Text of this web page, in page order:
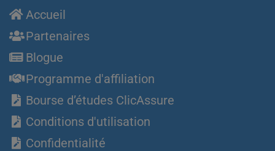
Accueil
Partenaires
Blogue
Programme d'affiliation
Bourse d’études ClicAssure
Conditions d'utilisation
Confidentialité